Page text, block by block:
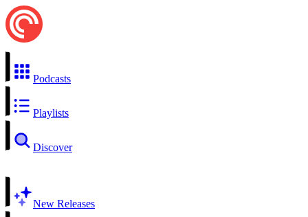
Podcasts
Playlists
Discover
New Releases